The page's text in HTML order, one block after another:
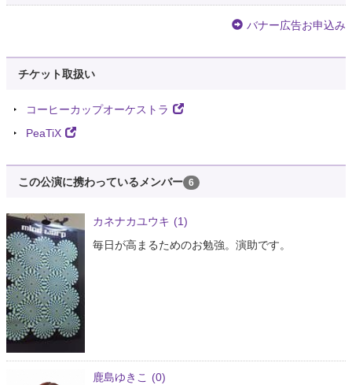
バナー広告お申込み
チケット取扱い
コーヒーカップオーケストラ
PeaTiX
この公演に携わっているメンバー 6
カネナカユウキ (1)
毎日が高まるためのお勉強。演助です。
鹿島ゆきこ (0)